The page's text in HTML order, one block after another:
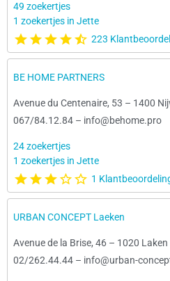
49 zoekertjes
1 zoekertjes in Jette
223
BE HOME PARTNERS
Avenue du Centenaire, 53 – 1400
067/84.12.84 – info@behome.pro
24 zoekertjes
1 zoekertjes in Jette
1
URBAN CONCEPT Laeken
Avenue de la Brise, 46 – 1020 Laken
02/262.44.44 – info@urban-